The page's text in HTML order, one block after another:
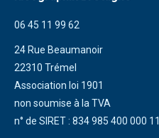
06 45 11 99 62
24 Rue Beaumanoir
22310 Trémel
Association loi 1901
non soumise à la TVA
n° de SIRET : 834 985 400 000 11